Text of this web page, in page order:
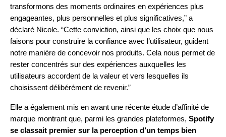
transformons des moments ordinaires en expériences plus
engageantes, plus personnelles et plus significatives,” a
déclaré Nicole. “Cette conviction, ainsi que les choix que nous
faisons pour construire la confiance avec l’utilisateur, guident
notre manière de concevoir nos produits. Cela nous permet de
rester concentrés sur des expériences auxquelles les
utilisateurs accordent de la valeur et vers lesquelles ils
choisissent délibérément de revenir.”
Elle a également mis en avant une récente étude d’affinité de
marque montrant que, parmi les grandes plateformes, Spotify
se classait premier sur la perception d’un temps bien